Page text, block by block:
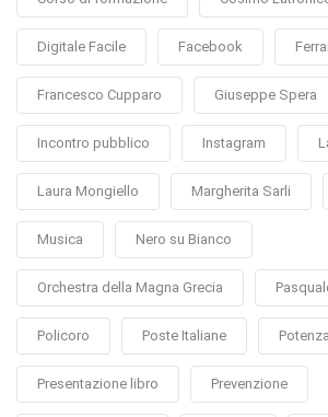
Digitale Facile Facebook
Francesco Cupparo Giuseppe Spera
Incontro pubblico Instagram
Laura Mongiello Margherita Sarli
Musica Nero su Bianco
Orchestra della Magna Grecia
Policoro Poste Italiane Potenza
Presentazione libro Prevenzione